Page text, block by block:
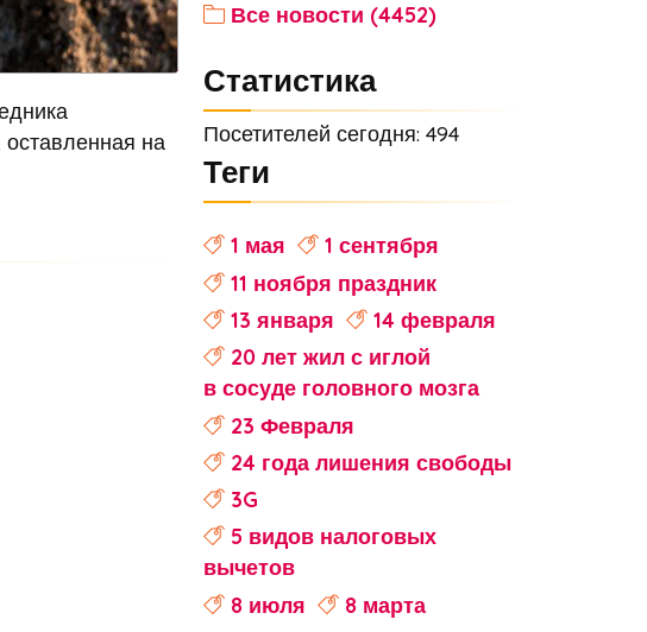
на
Все новости (4452)
Статистика
Посетителей сегодня: 494
Теги
1 мая
1 сентября
11 ноября праздник
13 января
14 февраля
20 лет жил с иглой
в сосуде головного мозга
23 Февраля
24 года лишения свободы
3G
5 видов налоговых
вычетов
8 июля
8 марта